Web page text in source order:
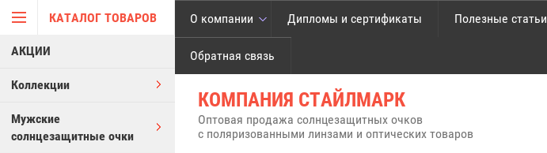
КАТАЛОГ ТОВАРОВ
АКЦИИ
Коллекции
Мужские
солнцезащитные очки
О компании Дипломы и сертификаты Полезные статьи
Обратная связь
КОМПАНИЯ СТАЙЛМАРК
Оптовая продажа солнцезащитных очков
с поляризованными линзами и оптических товаров